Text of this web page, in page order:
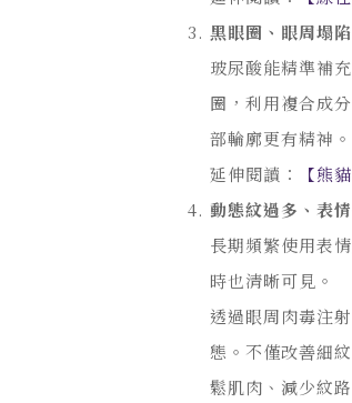
黑眼圈、眼周塌
玻尿酸能精準補
圈，利用複合成
部輪廓更有精神。
延伸閱讀：
【熊
動態紋過多、表
長期頻繁使用表
時也清晰可見。
透過眼周肉毒注
態。不僅改善細
鬆肌肉、減少紋